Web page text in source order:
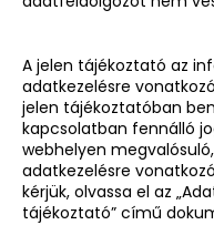
A jelen tájékoztató az
adatkezelésre
jelen tájékoztatóban
kapcsolatban fennálló
webhelyen
adatkezelésre
kérjük, olvassa el az
tájékoztató” című